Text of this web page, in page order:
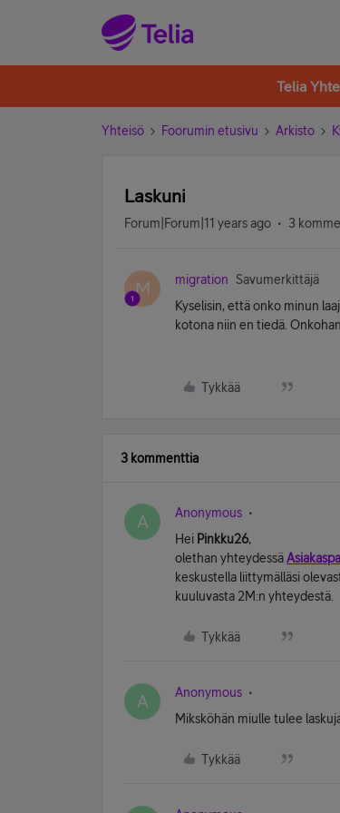
Telia
Yhteisö Foorumin etusivu Arkisto
Laskuni
Forum|Forum|11 years ago 3
M migration
Savumerkittäjä
Kyselisin, että onko minun
kotona niin en tiedä.
Tykkää
3 kommenttia
A Anonymous
Hei Pinkku26,
olethan yhteydessä
keskustella liittymälläsi
kuuluvasta 2M:n yhteydestä.
Tykkää
A Anonymous
Miksköhän miulle tulee
Tykkää